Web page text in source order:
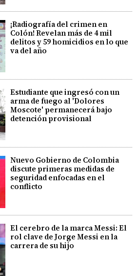
¡Radiografía del crimen en
Colón! Revelan más de 4 mil
delitos y 59 homicidios en lo que
va del año
Estudiante que ingresó con un
arma de fuego al 'Dolores
Moscote' permanecerá bajo
detención provisional
Nuevo Gobierno de Colombia
discute primeras medidas de
seguridad enfocadas en el
conflicto
El cerebro de la marca Messi: El
rol clave de Jorge Messi en la
carrera de su hijo